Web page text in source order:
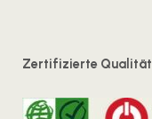
Zertifizierte Qualität